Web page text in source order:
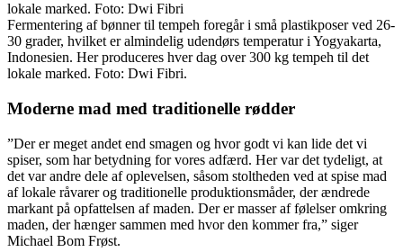
Fermentering af bønner til tempeh foregår i små plastikposer ved 26-
30 grader, hvilket er almindelig udendørs temperatur i Yogyakarta,
Indonesien. Her produceres hver dag over 300 kg tempeh til det
lokale marked. Foto: Dwi Fibri.
Moderne mad med traditionelle rødder
”Der er meget andet end smagen og hvor godt vi kan lide det vi
spiser, som har betydning for vores adfærd. Her var det tydeligt, at
det var andre dele af oplevelsen, såsom stoltheden ved at spise mad
af lokale råvarer og traditionelle produktionsmåder, der ændrede
markant på opfattelsen af maden. Der er masser af følelser omkring
maden, der hænger sammen med hvor den kommer fra,” siger
Michael Bom Frøst.